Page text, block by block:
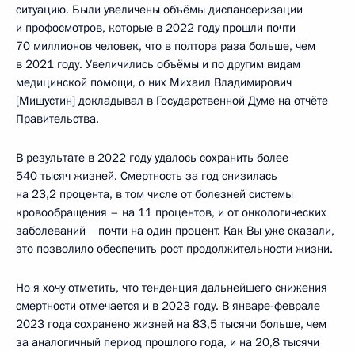
ситуацию. Были увеличены объёмы диспансеризации
и профосмотров, которые в 2022 году прошли почти
70 миллионов человек, что в полтора раза больше, чем
в 2021 году. Увеличились объёмы и по другим видам
медицинской помощи, о них Михаил Владимирович
[Мишустин] докладывал в Государственной Думе на отчёте
Правительства.
В результате в 2022 году удалось сохранить более
540 тысяч жизней. Смертность за год снизилась
на 23,2 процента, в том числе от болезней системы
кровообращения – на 11 процентов, и от онкологических
заболеваний ‒ почти на один процент. Как Вы уже сказали,
это позволило обеспечить рост продолжительности жизни.
Но я хочу отметить, что тенденция дальнейшего снижения
смертности отмечается и в 2023 году. В январе-феврале
2023 года сохранено жизней на 83,5 тысячи больше, чем
за аналогичный период прошлого года, и на 20,8 тысячи